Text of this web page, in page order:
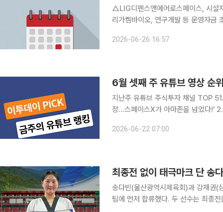
△LIG디펜스앤에어로스페이스, 시설
리가켐바이오, 연구개발 등 운영자금
△HMM, Mercuria Shipping
2026-06-26 16:57
6월 셋째 주 유튜브 영상 순
지난주 유튜브 주식투자 채널 TOP
장…스페이스X가 아마존을 넘었다!'
'삼성전자 SK하이닉스 언제 살지 고민
2026-06-22 07:00
최종전 없이 태극마크 단 송
송다빈(울산광역시체육회)과 강재권
팀에 먼저 합류했다. 두 선수는 최종전을 치르지